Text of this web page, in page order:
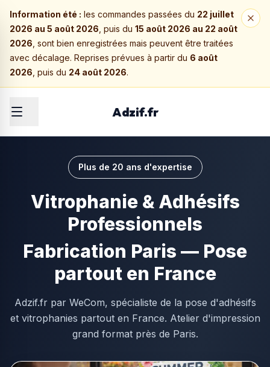
Information été : les commandes passées du 22 juillet
2026 au 5 août 2026 , puis du 15 août 2026 au 22 août
2026 , sont bien enregistrées mais peuvent être traitées
avec décalage. Reprises prévues à partir du 6 août
2026 , puis du 24 août 2026.
Adzif.fr
Plus de 20 ans d'expertise
Vitrophanie & Adhésifs
Professionnels
Fabrication Paris — Pose
partout en France
Adzif.fr par WeCom, spécialiste de la pose d'adhésifs
et vitrophanies partout en France. Atelier d'impression
grand format près de Paris.